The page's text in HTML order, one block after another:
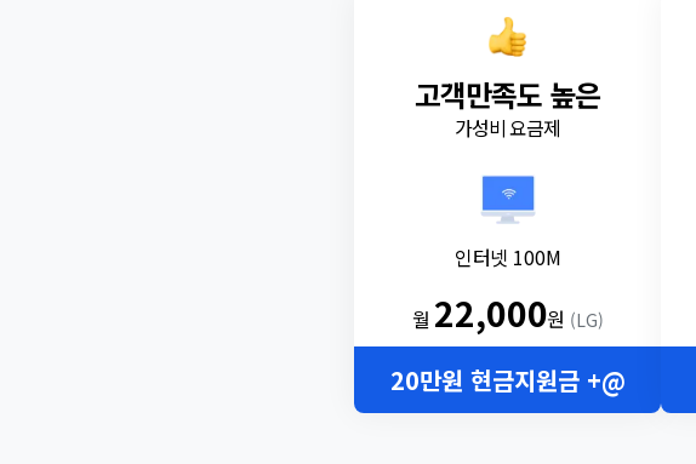
고객만족도 높은
가성비 요금제
인터넷 100M
월 22,000원 (LG)
20만원 현금지원금 +@